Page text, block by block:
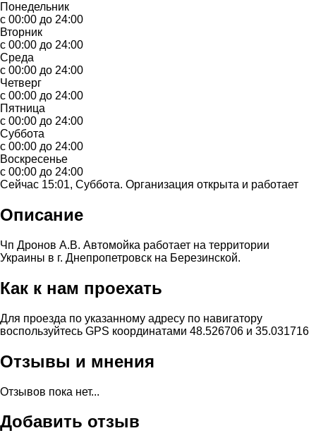
Понедельник
с 00:00 до 24:00
Вторник
с 00:00 до 24:00
Среда
с 00:00 до 24:00
Четверг
с 00:00 до 24:00
Пятница
с 00:00 до 24:00
Суббота
с 00:00 до 24:00
Воскресенье
с 00:00 до 24:00
Сейчас 15:01, Суббота. Организация открыта и работает
Описание
Чп Дронов А.В. Автомойка работает на территории
Украины в г. Днепропетровск на Березинской.
Как к нам проехать
Для проезда по указанному адресу по навигатору
воспользуйтесь GPS координатами 48.526706 и 35.031716
Отзывы и мнения
Отзывов пока нет...
Добавить отзыв